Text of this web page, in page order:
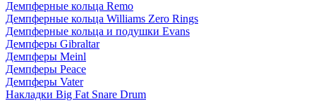
Демпферные кольца Remo
Демпферные кольца Williams Zero Rings
Демпферные кольца и подушки Evans
Демпферы Gibraltar
Демпферы Meinl
Демпферы Peace
Демпферы Vater
Накладки Big Fat Snare Drum